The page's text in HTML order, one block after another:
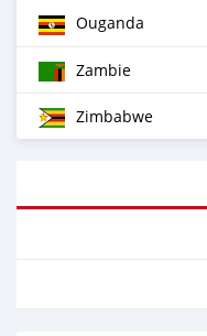
Ouganda
Zambie
Zimbabwe